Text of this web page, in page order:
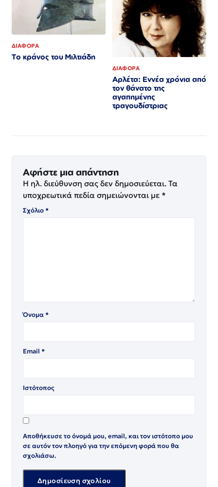
ΔΙΑΦΟΡΑ
Το κράνος του Μιλτιάδη
ΔΙΑΦΟΡΑ
Αρλέτα: Εννέα χρόνια από
τον θάνατο της
αγαπημένης
τραγουδίστριας
Αφήστε μια απάντηση
Η ηλ. διεύθυνση σας δεν δημοσιεύεται. Τα
υποχρεωτικά πεδία σημειώνονται με *
Σχόλιο*
Όνομα*
Email *
Ιστότοπος
Αποθήκευσε το όνομά μου, email, και τον ιστότοπο μου
σε αυτόν τον πλοηγό για την επόμενη φορά που θα
σχολιάσω.